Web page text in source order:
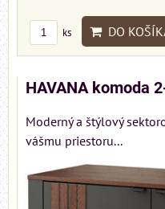
ks DO
HAVANA komoda
Moderný a štýlový
vášmu priestoru...